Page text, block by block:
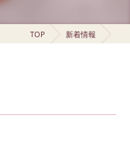
TOP 新着情報